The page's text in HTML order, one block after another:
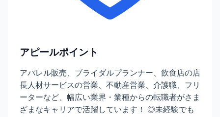
アピールポイント
アパレル販売、ブライダルプランナー、飲食店の店
長人材サービスの営業、不動産営業、介護職、フリ
ーターなど、幅広い業界・業種からの転職者がさま
ざまなキャリアで活躍しています！ ◎未経験でも